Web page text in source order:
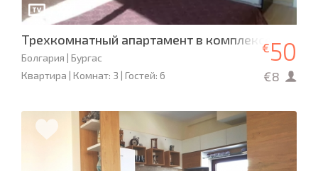
Трехкомнатный апартамент в комплексе
Болгария | Бургас
Квартира | Комнат: 3 | Гостей: 6
€50
€8